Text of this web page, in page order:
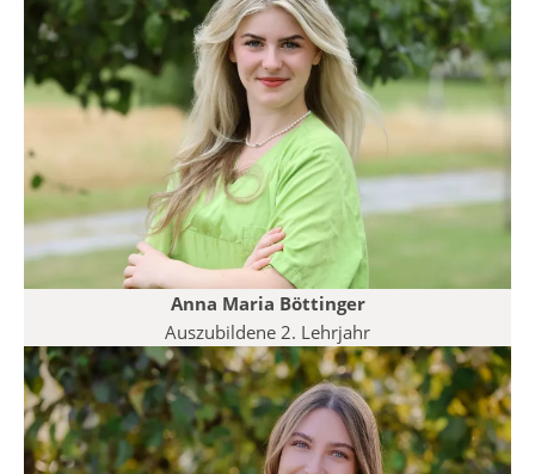
Anna Maria Böttinger
Auszubildene 2. Lehrjahr